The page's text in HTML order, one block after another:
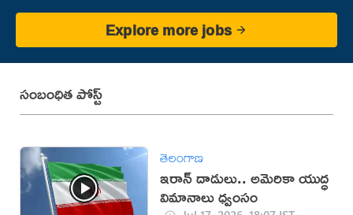
Explore more jobs
సంబంధిత పోస్ట్
తెలంగాణ
ఇరాన్‌ దాడులు.. అమెరికా యుద్ధ
విమానాలు ధ్వంసం